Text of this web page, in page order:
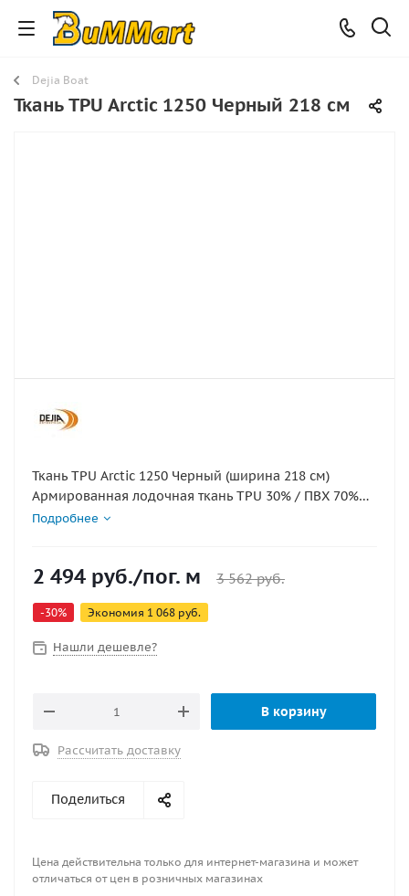
Dejia Boat
Ткань TPU Arctic 1250 Черный 218 см
Ткань TPU Arctic 1250 Черный (ширина 218 см)
Армированная лодочная ткань TPU 30% / ПВХ 70%—
для производства и ремонта надувных лодок,
Подробнее
2 494 руб./пог. м 3 562руб.
-30% Экономия 1 068 руб.
Нашли дешевле?
В корзину
Рассчитать доставку
Поделиться
Цена действительна только для интернет-магазина и может
отличаться от цен в розничных магазинах